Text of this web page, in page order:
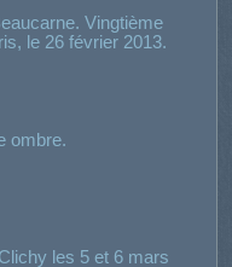
Vingtième
le 26 février 2013.
ombre.
les 5 et 6 mars